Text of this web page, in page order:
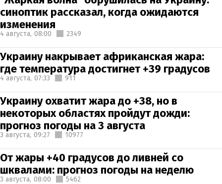
синоптик рассказал, когда ожидаются
изменения
4 августа, 08:00 2349
Украину накрывает африканская жара:
где температура достигнет +39 градусов
4 августа, 07:33 911
Украину охватит жара до +38, но в
некоторых областях пройдут дожди:
прогноз погоды на 3 августа
3 августа, 09:27 10977
От жары +40 градусов до ливней со
шквалами: прогноз погоды на неделю
3 августа, 08:00 5462